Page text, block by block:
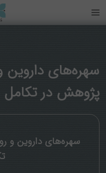
سهره‌های
پژوهش در تکامل
سهره‌های داروین و